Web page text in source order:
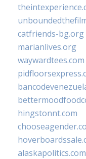
catfriends-bg.org
marianlives.org
waywardtees.com
hingstonnt.com
alaskapolitics.com